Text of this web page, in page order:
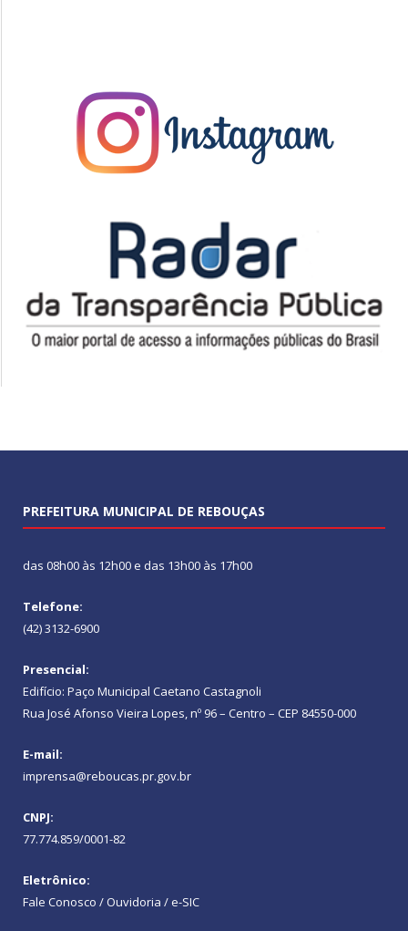
PREFEITURA MUNICIPAL DE REBOUÇAS
das 08h00 às 12h00 e das 13h00 às 17h00
Telefone:
(42) 3132-6900
Presencial:
Edifício: Paço Municipal Caetano Castagnoli
Rua José Afonso Vieira Lopes, nº 96 – Centro – CEP 84550-000
E-mail:
imprensa@reboucas.pr.gov.br
CNPJ:
77.774.859/0001-82
Eletrônico:
Fale Conosco / Ouvidoria / e-SIC